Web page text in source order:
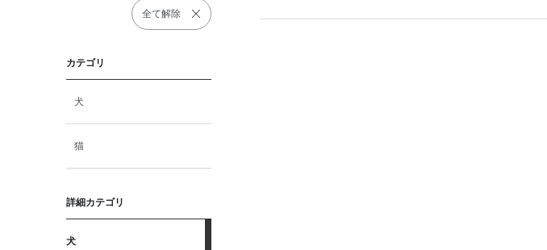
全て解除
カテゴリ
犬
猫
詳細カテゴリ
犬